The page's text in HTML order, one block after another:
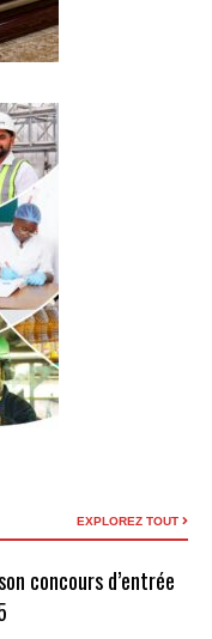
EXPLOREZ TOUT
concours d’entrée